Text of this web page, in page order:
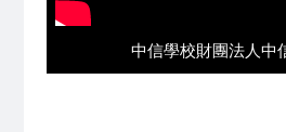
中信學校財團法人中